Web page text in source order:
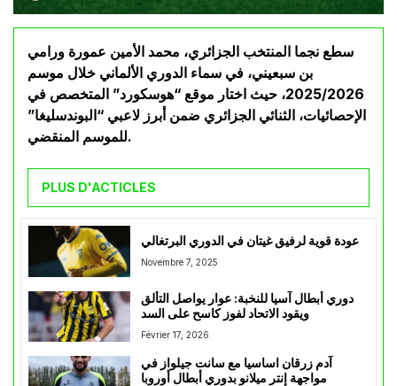
سطع نجما المنتخب الجزائري، محمد الأمين عمورة ورامي
بن سبعيني، في سماء الدوري الألماني خلال موسم
2025/2026، حيث اختار موقع “هوسكورد” المتخصص في
الإحصائيات، الثنائي الجزائري ضمن أبرز لاعبي “البوندسليغا”
للموسم المنقضي.
PLUS D'ACTICLES
عودة قوية لرفيق غيتان في الدوري البرتغالي
Novembre 7, 2025
دوري أبطال آسيا للنخبة: عوار يواصل التألق
ويقود الاتحاد لفوز كاسح على السد
Février 17, 2026
آدم زرقان اساسيا مع سانت جيلواز في
مواجهة إنتر ميلانو بدوري أبطال أوروبا